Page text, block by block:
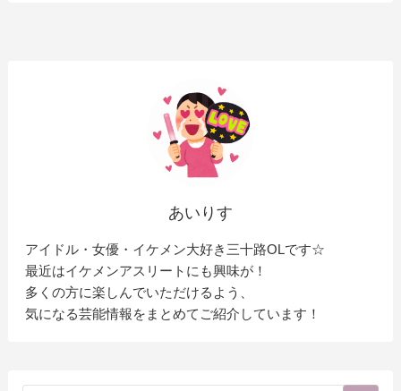
あいりす
アイドル・女優・イケメン大好き三十路OLです☆
最近はイケメンアスリートにも興味が！
多くの方に楽しんでいただけるよう、
気になる芸能情報をまとめてご紹介しています！